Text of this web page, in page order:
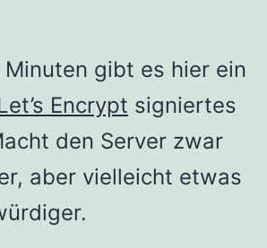
gibt es hier ein
Encrypt signiertes
den Server zwar
aber vielleicht etwas